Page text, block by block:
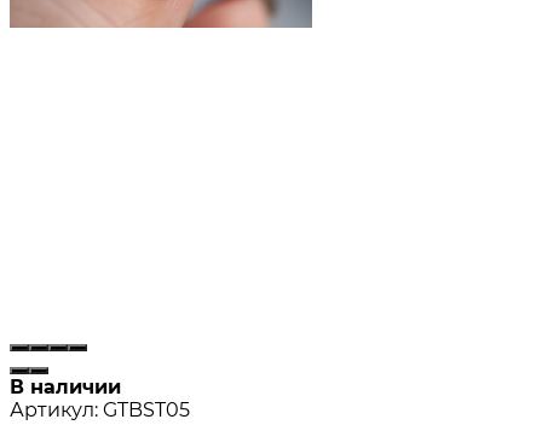
В наличии
Артикул: GTBST05